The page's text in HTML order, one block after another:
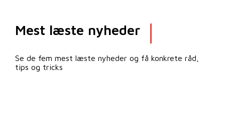
Mest læste nyheder
Se de fem mest læste nyheder og få konkrete råd,
tips og tricks